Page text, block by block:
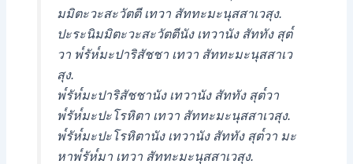
มมิตะวะสะวัตตี เทวา สัททะมะนุสสาเวสุง.
ปะระนิมมิตะวะสะวัตตีนัง เทวานัง สัททัง สุต๎
วา พ๎รัห๎มะปาริสัชชา เทวา สัททะมะนุสสาเว
สุง.
พ๎รัห๎มะปาริสัชชานัง เทวานัง สัททัง สุต๎วา
พ๎รัห๎มะปะโรหิตา เทวา สัททะมะนุสสาเวสุง.
พ๎รัห๎มะปะโรหิตานัง เทวานัง สัททัง สุต๎วา มะ
หาพ๎รัห๎มา เทวา สัททะมะนุสสาเวสุง.